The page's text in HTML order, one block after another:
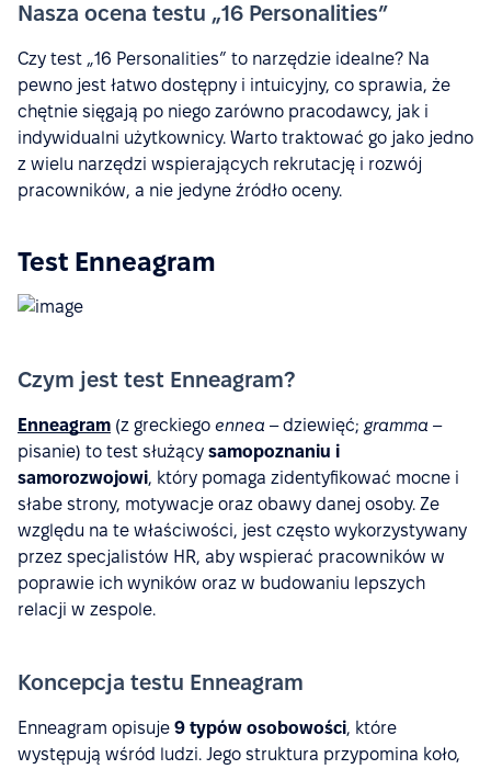
Nasza ocena testu „16 Personalities”
Czy test „16 Personalities” to narzędzie idealne? Na
pewno jest łatwo dostępny i intuicyjny, co sprawia, że
chętnie sięgają po niego zarówno pracodawcy, jak i
indywidualni użytkownicy. Warto traktować go jako jedno
z wielu narzędzi wspierających rekrutację i rozwój
pracowników, a nie jedyne źródło oceny.
Test Enneagram
Czym jest test Enneagram?
Enneagram (z greckiego ennea – dziewięć; gramma –
pisanie) to test służący samopoznaniu i
samorozwojowi, który pomaga zidentyfikować mocne i
słabe strony, motywacje oraz obawy danej osoby. Ze
względu na te właściwości, jest często wykorzystywany
przez specjalistów HR, aby wspierać pracowników w
poprawie ich wyników oraz w budowaniu lepszych
relacji w zespole.
Koncepcja testu Enneagram
Enneagram opisuje 9 typów osobowości, które
występują wśród ludzi. Jego struktura przypomina koło,